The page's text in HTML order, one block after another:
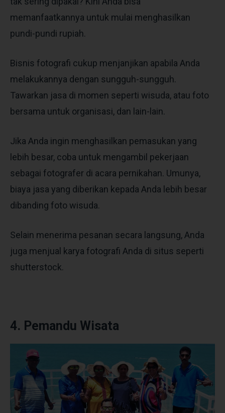
memanfaatkannya untuk mulai menghasilkan
pundi-pundi rupiah.
Bisnis fotografi cukup menjanjikan apabila Anda
melakukannya dengan sungguh-sungguh.
Tawarkan jasa di momen seperti wisuda, atau foto
bersama untuk organisasi, dan lain-lain.
Jika Anda ingin menghasilkan pemasukan yang
lebih besar, coba untuk mengambil pekerjaan
sebagai fotografer di acara pernikahan. Umunya,
biaya jasa yang diberikan kepada Anda lebih besar
dibanding foto wisuda.
Selain menerima pesanan secara langsung, Anda
juga menjual karya fotografi Anda di situs seperti
shutterstock.
4. Pemandu Wisata